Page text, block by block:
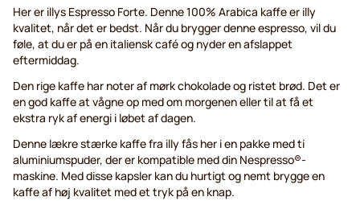
Her er illys Espresso Forte. Denne 100% Arabica kaffe er illy
kvalitet, når det er bedst. Når du brygger denne espresso, vil du
føle, at du er på en italiensk café og nyder en afslappet
eftermiddag.
Den rige kaffe har noter af mørk chokolade og ristet brød. Det er
en god kaffe at vågne op med om morgenen eller til at få et
ekstra ryk af energi i løbet af dagen.
Denne lækre stærke kaffe fra illy fås her i en pakke med ti
aluminiumspuder, der er kompatible med din Nespresso®-
maskine. Med disse kapsler kan du hurtigt og nemt brygge en
kaffe af høj kvalitet med et tryk på en knap.